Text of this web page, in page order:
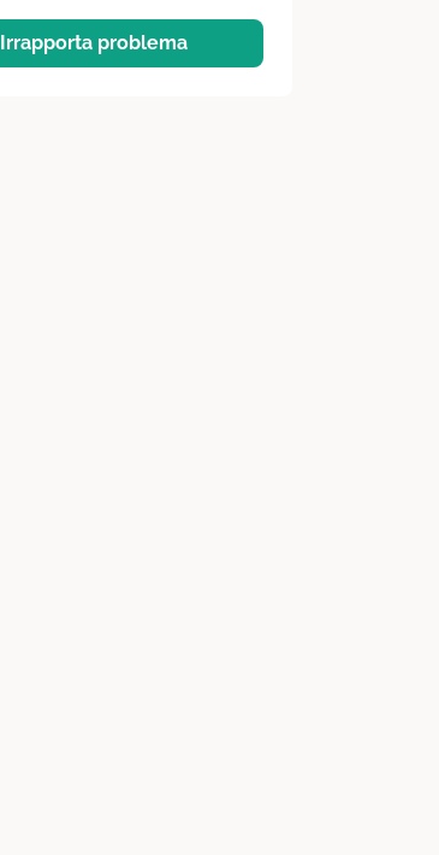
Irrapporta problema